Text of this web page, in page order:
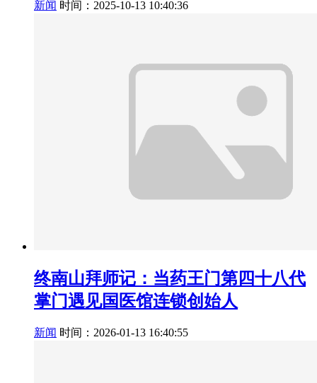
新闻 时间：2025-10-13 10:40:36
终南山拜师记：当药王门第四十八代
掌门遇见国医馆连锁创始人
新闻 时间：2026-01-13 16:40:55